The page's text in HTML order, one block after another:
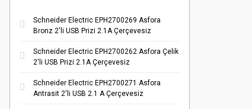
Schneider Electric EPH2700269 Asfora
Bronz 2'li USB Prizi 2.1A Çerçevesiz
Schneider Electric EPH2700262 Asfora Çelik
2'li USB Prizi 2.1A Çerçevesiz
Schneider Electric EPH2700271 Asfora
Antrasit 2'li USB 2.1 A Çerçevesiz